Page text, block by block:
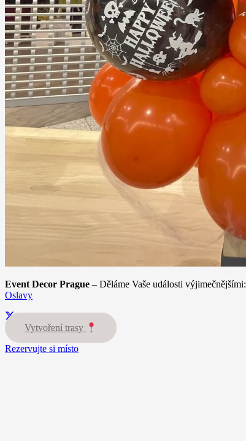
Event Decor Prague – Děláme Vaše události výjimečnějšími:
Oslavy
Vytvoření trasy
Rezervujte si místo